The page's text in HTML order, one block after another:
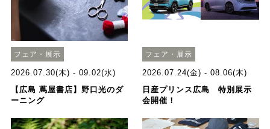
フェア・展示
2026.07.30(木) - 09.02(水)
【広島 蔦屋書店】野口光のダ
ーニング
フェア・展示
2026.07.24(金) - 08.06(木)
日産プリンス広島 特別展示
会開催！